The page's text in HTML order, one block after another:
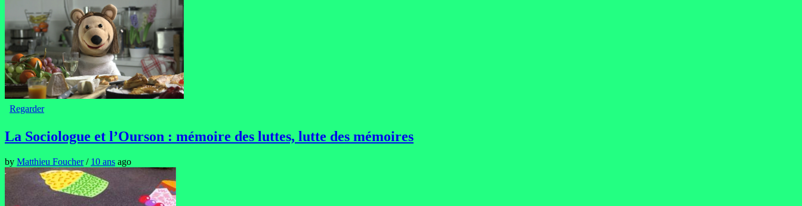
Regarder
La Sociologue et l’Ourson : mémoire des luttes, lutte des mémoires
by Matthieu Foucher/ 10 ans ago